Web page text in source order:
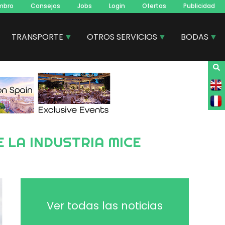
Consejos Jobs Login Ofertas Publicidad
TRANSPORTE OTROS SERVICIOS BODAS
Ver todas las noticias